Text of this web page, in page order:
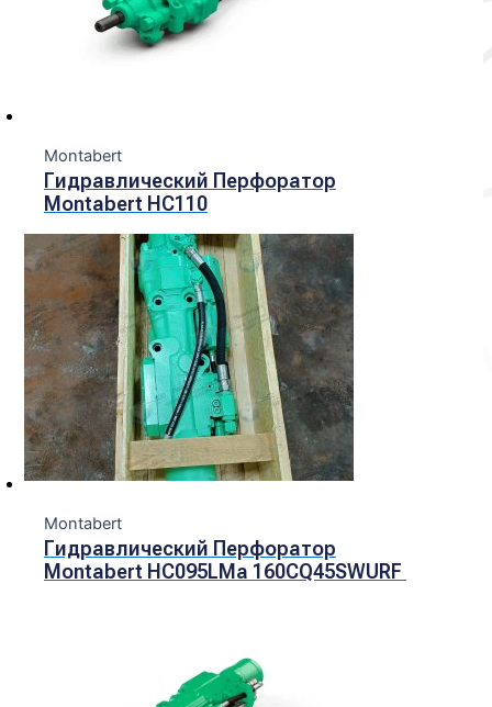
Montabert
Гидравлический Перфоратор
Montabert HC110
Montabert
Гидравлический Перфоратор
Montabert HC095LMa 160CQ45SWURF